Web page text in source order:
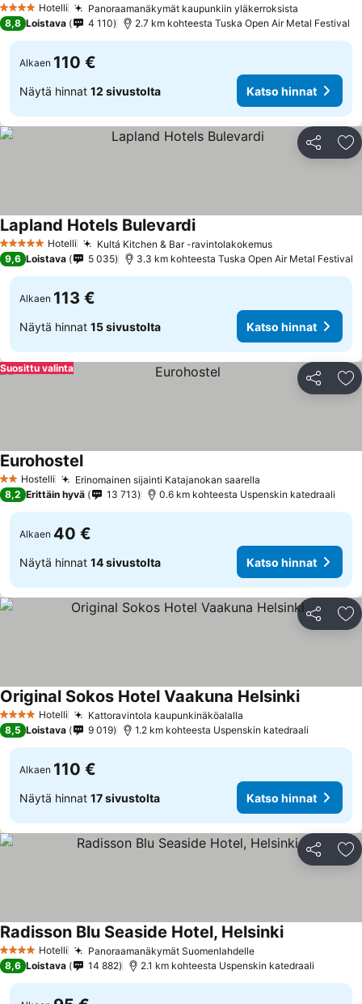
4 Tähtiluokitus
Hotelli Panoraamanäkymät kaupunkiin yläkerroksista
8,8 Loistava 4 110 2.7 km kohteesta Tuska Open Air Metal Festival
Alkaen 110 €
Näytä hinnat 12 sivustolta Katso hinnat
Jaa
5 Tähtiluokitus
Hotelli Kultá Kitchen & Bar -ravintolakokemusKatso hinnat
Lapland Hotels BulevardiKatso hinnat
9,6 Loistava 5 035 3.3 km kohteesta Tuska Open Air Metal Festival
Alkaen 113 €
Näytä hinnat 15 sivustolta Katso hinnat
Jaa
Suosittu valinta
2 Tähtiluokitus
Hostelli Erinomainen sijainti Katajanokan saarella
EurohostelKatso hinnat
8,2 Erittäin hyvä 13 713 0.6 km kohteesta Uspenskin katedraali
Alkaen 40 €
Näytä hinnat 14 sivustolta Katso hinnat
Jaa
4 Tähtiluokitus
Hotelli Kattoravintola kaupunkinäköalalla
Original Sokos Hotel Vaakuna HelsinkiKatso
8,5 Loistava 9 019 1.2 km kohteesta Uspenskin katedraali
Alkaen 110 €
Näytä hinnat 17 sivustolta Katso hinnat
Jaa
4 Tähtiluokitus
Hotelli Panoraamanäkymät SuomenlahdelleKatso hinnat
Radisson Blu Seaside Hotel, HelsinkiKatso hinnat
8,6 Loistava 14 882 2.1 km kohteesta Uspenskin katedraali